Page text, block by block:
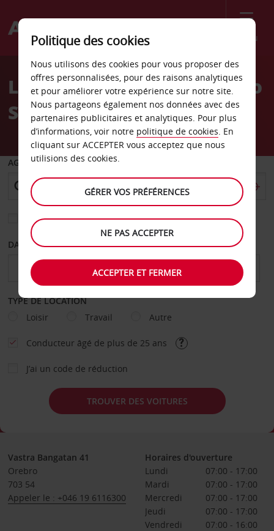
Menu
Welcome
AvisLocation de voiture Örebro
Sodermalmsplan
AGENCE DE DÉPART
Sélectionnez une autre agence de retour
DATE DE DÉPART DATE DE RETOUR
TYPE DE LOCATION
Loisir
Travail Autre
Conducteur âgé de plus de 25 ans
J’ai un code de réduction
TROUVER DES VOITURES
Vastra Bangatan 41
Orebro
703 54
Appeler le : +046 19 6116300
Horaires d'ouverture
Lundi
07:00 - 17:00
Mardi
07:00 - 17:00
Mercredi
07:00 - 17:00
Jeudi
07:00 - 17:00
Vendredi
07:00 - 16:00
Politique des cookies
Nous utilisons des cookies pour vous proposer des
offres personnalisées, pour des raisons analytiques
et pour améliorer votre expérience sur notre site.
Nous partageons également nos données avec des
partenaires publicitaires et analytiques. Pour plus
d’informations, voir notre politique de cookies. En
cliquant sur ACCEPTER vous acceptez que nous
utilisions des cookies.
GÉRER VOS PRÉFÉRENCES
NE PAS ACCEPTER
ACCEPTER ET FERMER